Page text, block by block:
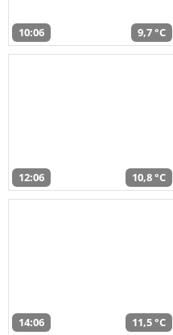
10:06 9,7 °C
12:06 10,8 °C
14:06 11,5 °C